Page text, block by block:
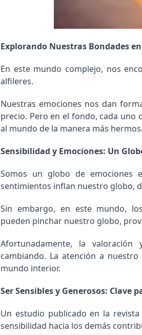
Explorando Nuestras Bondades
En este mundo complejo, nos
alfileres.
Nuestras emociones nos dan
precio. Pero en el fondo, cada uno
al mundo de la manera más
Sensibilidad y Emociones: Un
Somos un globo de emociones
sentimientos inflan nuestro globo,
Sin embargo, en este mundo,
pueden pinchar nuestro globo,
Afortunadamente, la
cambiando. La atención a
mundo interior.
Ser Sensibles y Generosos: Clave
Un estudio publicado en la
sensibilidad hacia los demás